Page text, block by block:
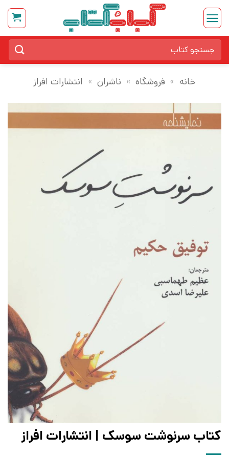
Skip
content
برای:
خانه » فروشگاه » ناشران » انتشارات افراز
کتاب سرنوشت سوسک | انتشارات افراز